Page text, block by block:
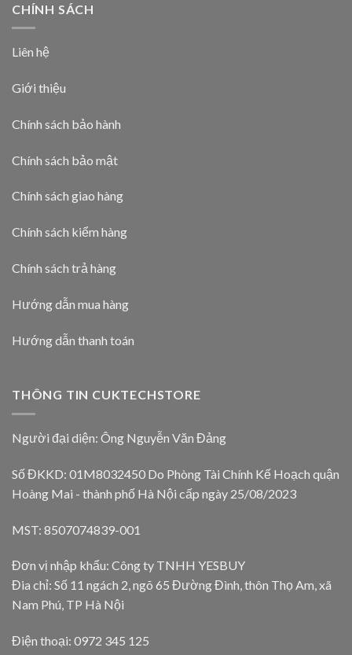
CHÍNH SÁCH
Liên hệ
Giới thiệu
Chính sách bảo hành
Chính sách bảo mật
Chính sách giao hàng
Chính sách kiểm hàng
Chính sách trả hàng
Hướng dẫn mua hàng
Hướng dẫn thanh toán
THÔNG TIN CUKTECHSTORE
Người đại diện: Ông Nguyễn Văn Đảng
Số ĐKKD: 01M8032450 Do Phòng Tài Chính Kế Hoạch quận
Hoàng Mai - thành phố Hà Nội cấp ngày 25/08/2023
MST: 8507074839-001
Đơn vị nhập khẩu: Công ty TNHH YESBUY
Đia chỉ: Số 11 ngách 2, ngõ 65 Đường Đình, thôn Thọ Am, xã
Nam Phú, TP Hà Nội
Điện thoại: 0972 345 125